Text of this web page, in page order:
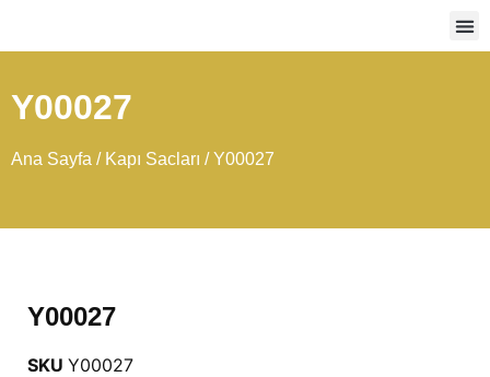
Y00027
Ana Sayfa / Kapı Sacları / Y00027
Y00027
SKU Y00027